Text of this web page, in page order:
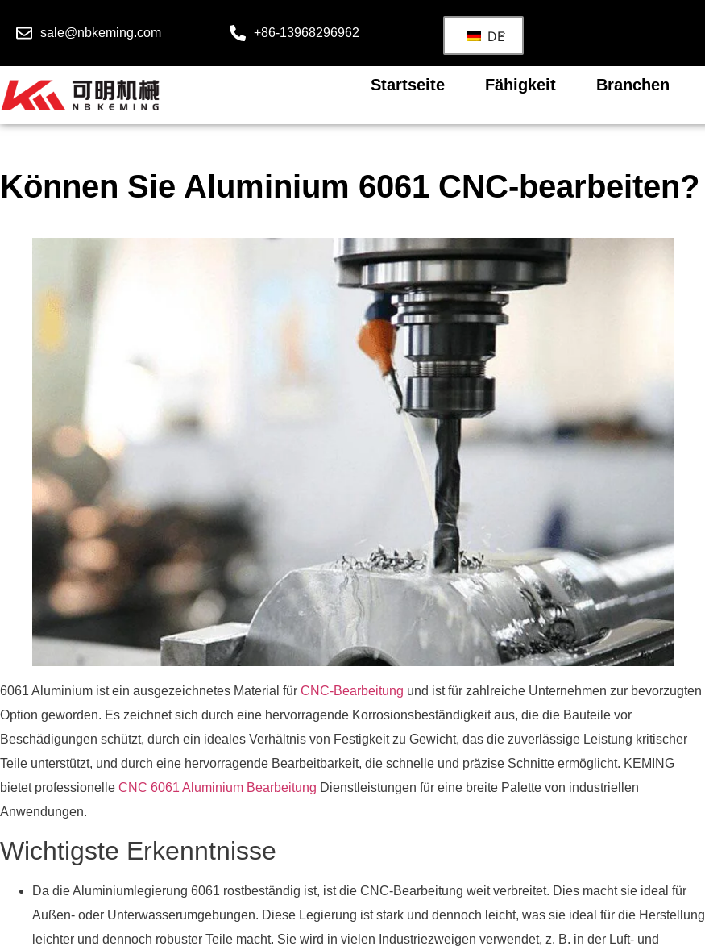
sale@nbkeming.com +86-13968296962 DE
Startseite Fähigkeit Branchen
Können Sie Aluminium 6061 CNC-bearbeiten?
6061 Aluminium ist ein ausgezeichnetes Material für CNC-Bearbeitung und ist für zahlreiche Unternehmen zur bevorzugten
Option geworden. Es zeichnet sich durch eine hervorragende Korrosionsbeständigkeit aus, die die Bauteile vor
Beschädigungen schützt, durch ein ideales Verhältnis von Festigkeit zu Gewicht, das die zuverlässige Leistung kritischer
Teile unterstützt, und durch eine hervorragende Bearbeitbarkeit, die schnelle und präzise Schnitte ermöglicht. KEMING
bietet professionelle CNC 6061 Aluminium Bearbeitung Dienstleistungen für eine breite Palette von industriellen
Anwendungen.
Wichtigste Erkenntnisse
Da die Aluminiumlegierung 6061 rostbeständig ist, ist die CNC-Bearbeitung weit verbreitet. Dies macht sie ideal für
Außen- oder Unterwasserumgebungen. Diese Legierung ist stark und dennoch leicht, was sie ideal für die Herstellung
leichter und dennoch robuster Teile macht. Sie wird in vielen Industriezweigen verwendet, z. B. in der Luft- und